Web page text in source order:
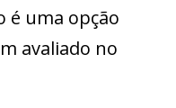
é uma opção
avaliado no